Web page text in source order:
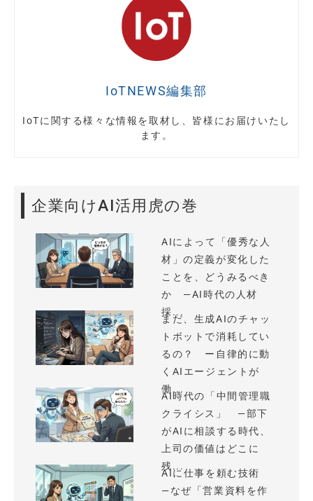
IoTNEWS編集部
IoTに関する様々な情報を取材し、皆様にお届けいたし
ます。
企業向けAI活用虎の巻
AIによって「優秀な人
材」の定義が変化した
ことを、どうみるべき
か —AI時代の人材
採...
まだ、生成AIのチャッ
トボットで消耗してい
るの？ ー自律的に動
くAIエージェントが
働...
AI時代の「中間管理職
クライシス」 —部下
がAIに相談する時代、
上司の価値はどこに
残...
AIに仕事を頼む技術
—なぜ「営業資料を作